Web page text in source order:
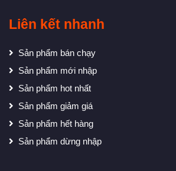
Liên kết nhanh
Sản phẩm bán chạy
Sản phẩm mới nhập
Sản phẩm hot nhất
Sản phẩm giảm giá
Sản phẩm hết hàng
Sản phẩm dừng nhập